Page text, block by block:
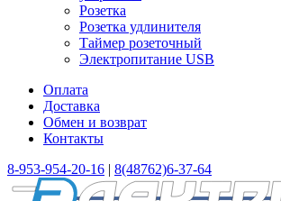
Розетка
Розетка удлинителя
Таймер розеточный
Электропитание USB
Оплата
Доставка
Обмен и возврат
Контакты
8-953-954-20-16 | 8(48762)6-37-64